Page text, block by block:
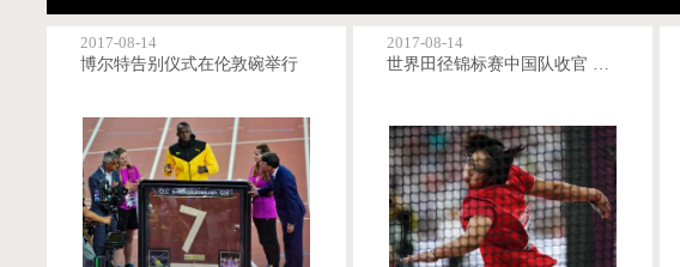
2017-08-14
博尔特告别仪式在伦敦碗举行
2017-08-14
世界田径锦标赛中国队收官 女子铁饼无缘奖牌